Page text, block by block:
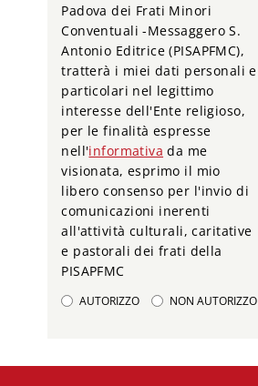
Padova dei Frati Minori
Conventuali -Messaggero S.
Antonio Editrice (PISAPFMC),
tratterà i miei dati personali e
particolari nel legittimo
interesse dell'Ente religioso,
per le finalità espresse
nell'informativa da me
visionata, esprimo il mio
libero consenso per l'invio di
comunicazioni inerenti
all'attività culturali, caritative
e pastorali dei frati della
PISAPFMC
AUTORIZZO NON AUTORIZZO